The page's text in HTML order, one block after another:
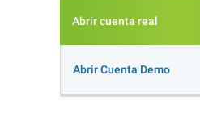
Abrir cuenta real
Abrir Cuenta Demo